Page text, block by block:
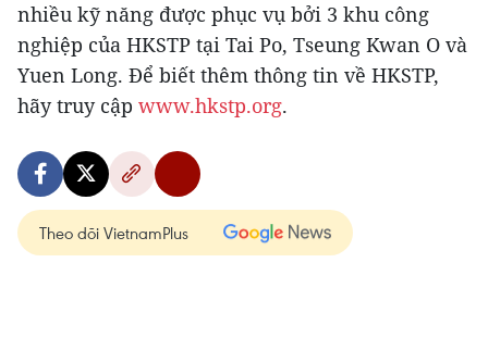
nhiều kỹ năng được phục vụ bởi 3 khu công
nghiệp của HKSTP tại Tai Po, Tseung Kwan O và
Yuen Long. Để biết thêm thông tin về HKSTP,
hãy truy cập www.hkstp.org.
Theo dõi VietnamPlus